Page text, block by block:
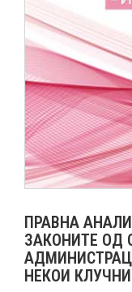
УСЛУГИ
КАТАЛОГ НА
ПОВИЦИ
АКТУЕЛНИ
АРХИВА
ИНИЦИЈАТИВИ
ПРАВНА
ЗАКОНИТЕ ОД
НЕКОИ